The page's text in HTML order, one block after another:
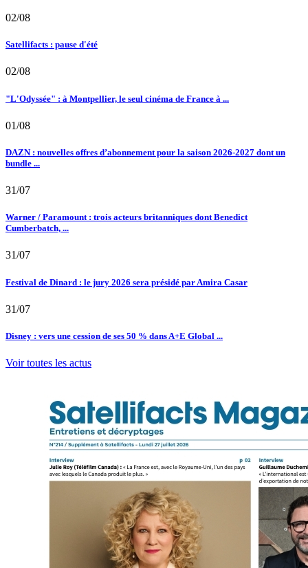
02/08
Satellifacts : pause d'été
02/08
"L'Odyssée" : à Montpellier, le seul cinéma de France à ...
01/08
DAZN : nouvelles offres d’abonnement pour la saison 2026-2027 dont un
bundle ...
31/07
Warner / Paramount : trois acteurs britanniques dont Benedict
Cumberbatch, ...
31/07
Festival de Dinard : le jury 2026 sera présidé par Amira Casar
31/07
Disney : vers une cession de ses 50 % dans A+E Global ...
Voir toutes les actus